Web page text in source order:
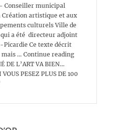
Conseiller municipal
Création artistique et aux
culturels Ville de
a été directeur adjoint
-Picardie Ce texte décrit
… Continue reading
DE L’ART VA BIEN…
VOUS PESEZ PLUS DE 100